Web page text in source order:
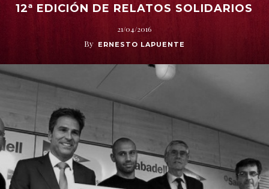
12ª EDICIÓN DE RELATOS SOLIDARIOS
21/04/2016
By ERNESTO LAPUENTE